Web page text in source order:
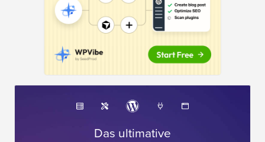
Das ultimative